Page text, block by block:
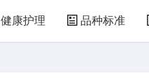
健康护理 品种标准